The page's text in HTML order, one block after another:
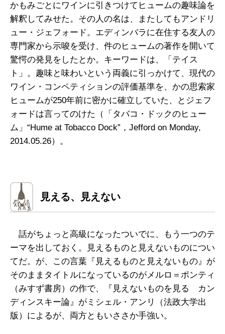
かもみごとにワインに引きつけてヒュームの趣味論を
解釈してみせた。その人の名は、またしてもアンドリ
ュー・ジェフォード。エディンバラに在住する友人の
専門家から示唆を受け、件のヒュームの著作を開いて
驚愕の発見をしたとか。キーワードは、「テイス
ト」。趣味と味わいという両義に引っかけて、現代の
ワイン・コンペティションの評価基準を、かの思索家
ヒュームが250年前に密かに確立していた、とジェフ
ォードは言ってのけた（「タバコ・ドックのヒュー
ム」“Hume at Tobacco Dock”，Jefford on Monday,
2014.05.26）。
見える、見えない
話がちょっと高級になったついでに、もう一つのテ
ーマを出しておく。見えるものと見えないものについ
てだ。が、この言葉『見えるものと見えないもの』が
そのままタイトルになっているのがメルロ­­＝ポンティ
（みすず書房）の作で、『見えないものを見る カン
ディンスキー論』がミシェル・アンリ（法政大学出
版）によるが、両方ともいささか手強い。